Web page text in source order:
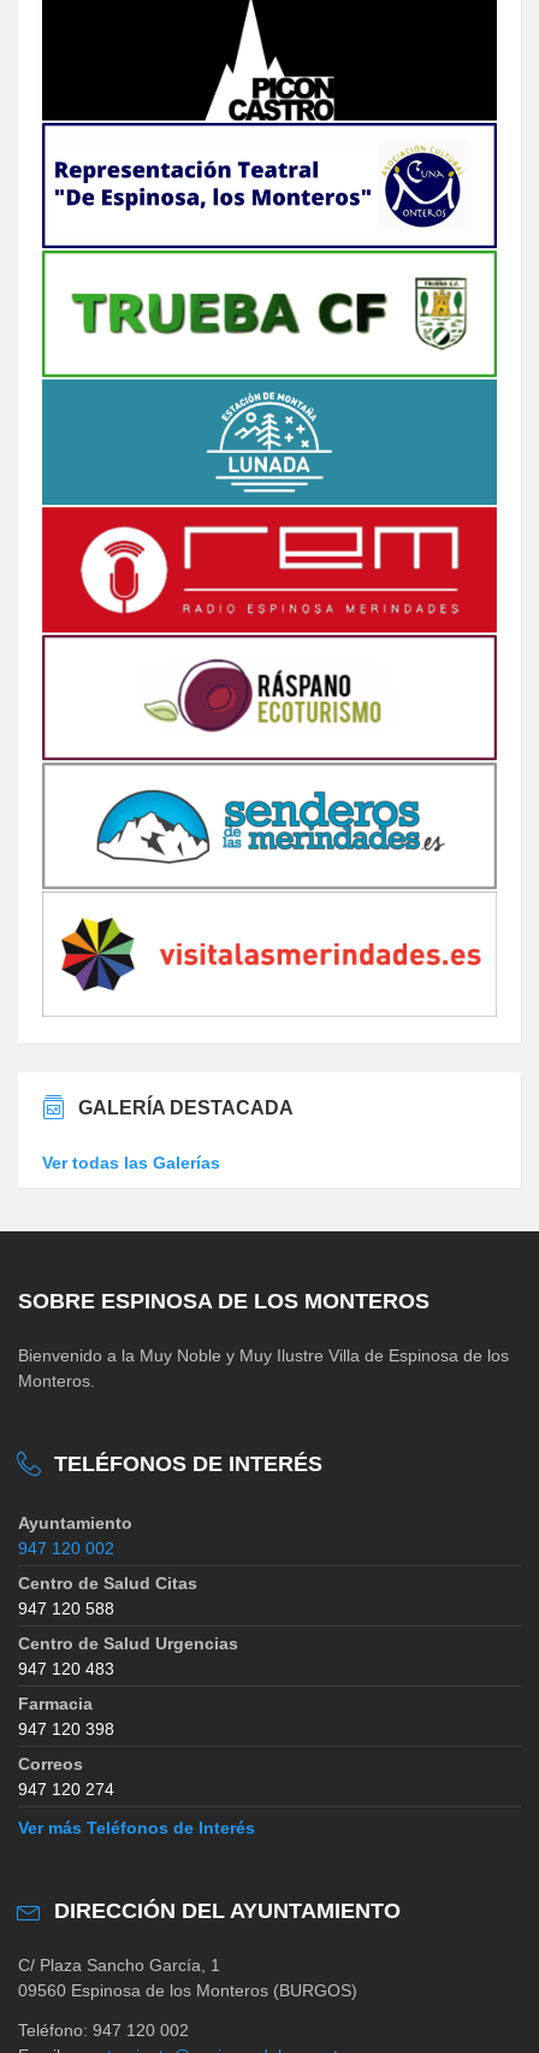
GALERÍA DESTACADA
Ver todas las Galerías
SOBRE ESPINOSA DE LOS MONTEROS
Bienvenido a la Muy Noble y Muy Ilustre Villa de Espinosa de los
Monteros.
TELÉFONOS DE INTERÉS
Ayuntamiento
947 120 002
Centro de Salud Citas
947 120 588
Centro de Salud Urgencias
947 120 483
Farmacia
947 120 398
Correos
947 120 274
Ver más Teléfonos de Interés
DIRECCIÓN DEL AYUNTAMIENTO
C/ Plaza Sancho García, 1
09560 Espinosa de los Monteros (BURGOS)
Teléfono: 947 120 002